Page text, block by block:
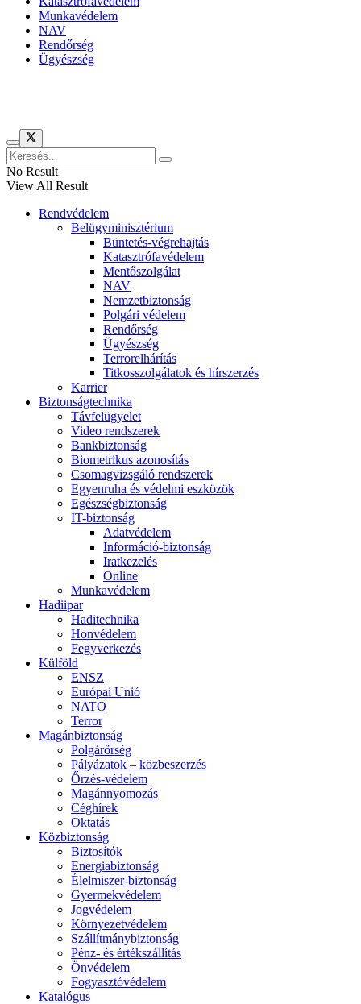
Munkavédelem
NAV
Rendőrség
Ügyészség
No Result
View All Result
Rendvédelem
Belügyminisztérium
Büntetés-végrehajtás
Katasztrófavédelem
Mentőszolgálat
NAV
Nemzetbiztonság
Polgári védelem
Rendőrség
Ügyészség
Terrorelhárítás
Titkosszolgálatok és hírszerzés
Karrier
Biztonságtechnika
Távfelügyelet
Video rendszerek
Bankbiztonság
Biometrikus azonosítás
Csomagvizsgáló rendszerek
Egyenruha és védelmi eszközök
Egészségbiztonság
IT-biztonság
Adatvédelem
Információ-biztonság
Iratkezelés
Online
Munkavédelem
Hadiipar
Haditechnika
Honvédelem
Fegyverkezés
Külföld
ENSZ
Európai Unió
NATO
Terror
Magánbiztonság
Polgárőrség
Pályázatok – közbeszerzés
Őrzés-védelem
Magánnyomozás
Céghírek
Oktatás
Közbiztonság
Biztosítók
Energiabiztonság
Élelmiszer-biztonság
Gyermekvédelem
Jogvédelem
Környezetvédelem
Szállítmánybiztonság
Pénz- és értékszállítás
Önvédelem
Fogyasztóvédelem
Katalógus